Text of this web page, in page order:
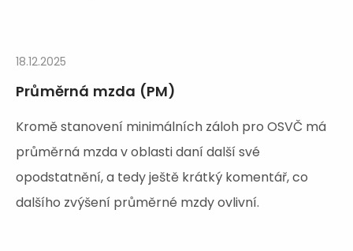
18.12.2025
Průměrná mzda (PM)
Kromě stanovení minimálních záloh pro OSVČ má
průměrná mzda v oblasti daní další své
opodstatnění, a tedy ještě krátký komentář, co
dalšího zvýšení průměrné mzdy ovlivní.